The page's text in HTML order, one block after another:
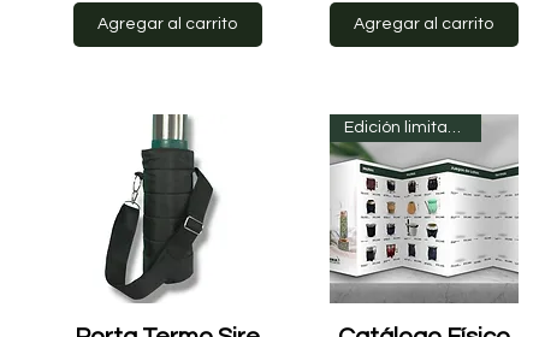
Agregar al carrito Agregar al carrito
Vista rápida Vista rápida
Edición limitada